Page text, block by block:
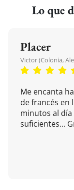
Lo que
Placer
Victor (Colonia,
Me encanta
de francés en
minutos al día
suficientes...